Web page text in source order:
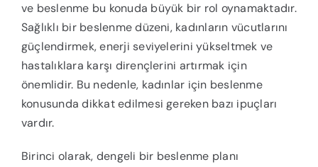
ve beslenme bu konuda büyük bir rol oynamaktadır.
Sağlıklı bir beslenme düzeni, kadınların vücutlarını
güçlendirmek, enerji seviyelerini yükseltmek ve
hastalıklara karşı dirençlerini artırmak için
önemlidir. Bu nedenle, kadınlar için beslenme
konusunda dikkat edilmesi gereken bazı ipuçları
vardır.
Birinci olarak, dengeli bir beslenme planı